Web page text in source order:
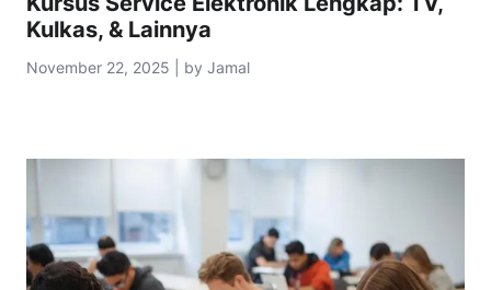
Kulkas, & Lainnya
November 22, 2025 | by Jamal